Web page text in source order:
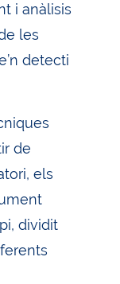
i anàlisis
les
detecti
de
els
dividit